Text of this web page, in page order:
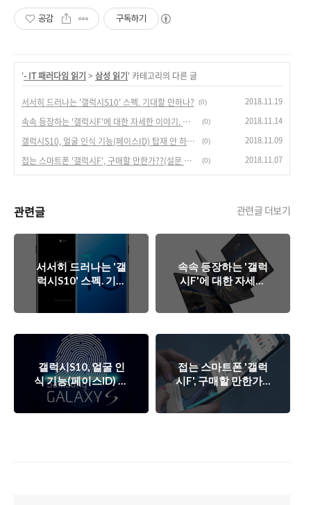
공감 구독하기
'- IT 패러다임 읽기 > 삼성 읽기' 카테고리의 다른 글
서서히 드러나는 '갤럭시S10' 스펙. 기대할 만하나? (0) 2018.11.19
속속 등장하는 '갤럭시F'에 대한 자세한 이야기. 핵심 포인트는 무엇일까? (0) 2018.11.14
갤럭시S10, 얼굴 인식 기능(페이스ID) 탑재 안 하는 이유. (0) 2018.11.09
접는 스마트폰 '갤럭시F', 구매할 만한가??(설문 조사 결과) (0) 2018.11.07
관련글 관련글 더보기
서서히 드러나는 '갤
럭시S10' 스펙. 기대
할 만하나?
속속 등장하는 '갤럭
시F'에 대한 자세한
이야기. 핵심 포인트
는 무엇일까?
갤럭시S10, 얼굴 인
식 기능(페이스ID) 탑
재 안 하는 이유.
접는 스마트폰 '갤럭
시F', 구매할 만한가??
(설문 조사 결과)